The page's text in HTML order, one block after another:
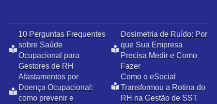
10 Perguntas Frequentes
sobre Saúde
Ocupacional para
Gestores de RH
Dosimetria de Ruído: Por
que Sua Empresa
Precisa Medir e Como
Fazer
Afastamentos por
Doença Ocupacional:
como prevenir e
Como o eSocial
Transformou a Rotina do
RH na Gestão de SST